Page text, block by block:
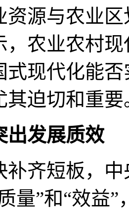
资源与农业
，农业农村
式现代化能
其迫切和重要
发展质效
短板，中
量”和“效益